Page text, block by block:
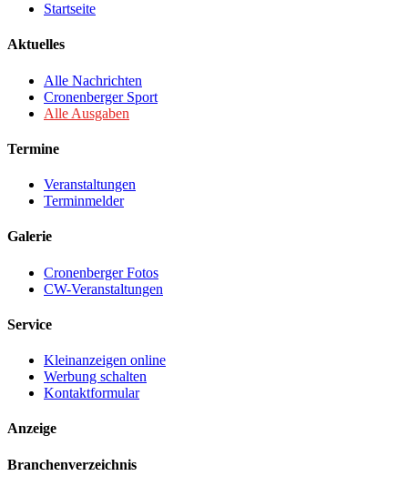
Startseite
Aktuelles
Alle Nachrichten
Cronenberger Sport
Alle Ausgaben
Termine
Veranstaltungen
Terminmelder
Galerie
Cronenberger Fotos
CW-Veranstaltungen
Service
Kleinanzeigen online
Werbung schalten
Kontaktformular
Anzeige
Branchenverzeichnis